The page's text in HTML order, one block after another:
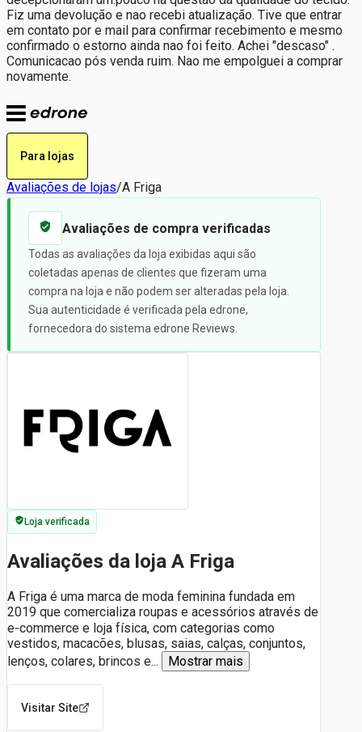
Fiz uma devolução e nao recebi atualização. Tive que entrar
em contato por e mail para confirmar recebimento e mesmo
confirmado o estorno ainda nao foi feito. Achei "descaso" .
Comunicacao pós venda ruim. Nao me empolguei a comprar
novamente.
Para lojas
Avaliações de lojas/A Friga
Avaliações de compra verificadas
Todas as avaliações da loja exibidas aqui são
coletadas apenas de clientes que fizeram uma
compra na loja e não podem ser alteradas pela loja.
Sua autenticidade é verificada pela edrone,
fornecedora do sistema edrone Reviews.
Loja verificada
Avaliações da loja A Friga
A Friga é uma marca de moda feminina fundada em
2019 que comercializa roupas e acessórios através de
e‑commerce e loja física, com categorias como
vestidos, macacões, blusas, saias, calças, conjuntos,
lenços, colares, brincos e... Mostrar mais
Visitar Site